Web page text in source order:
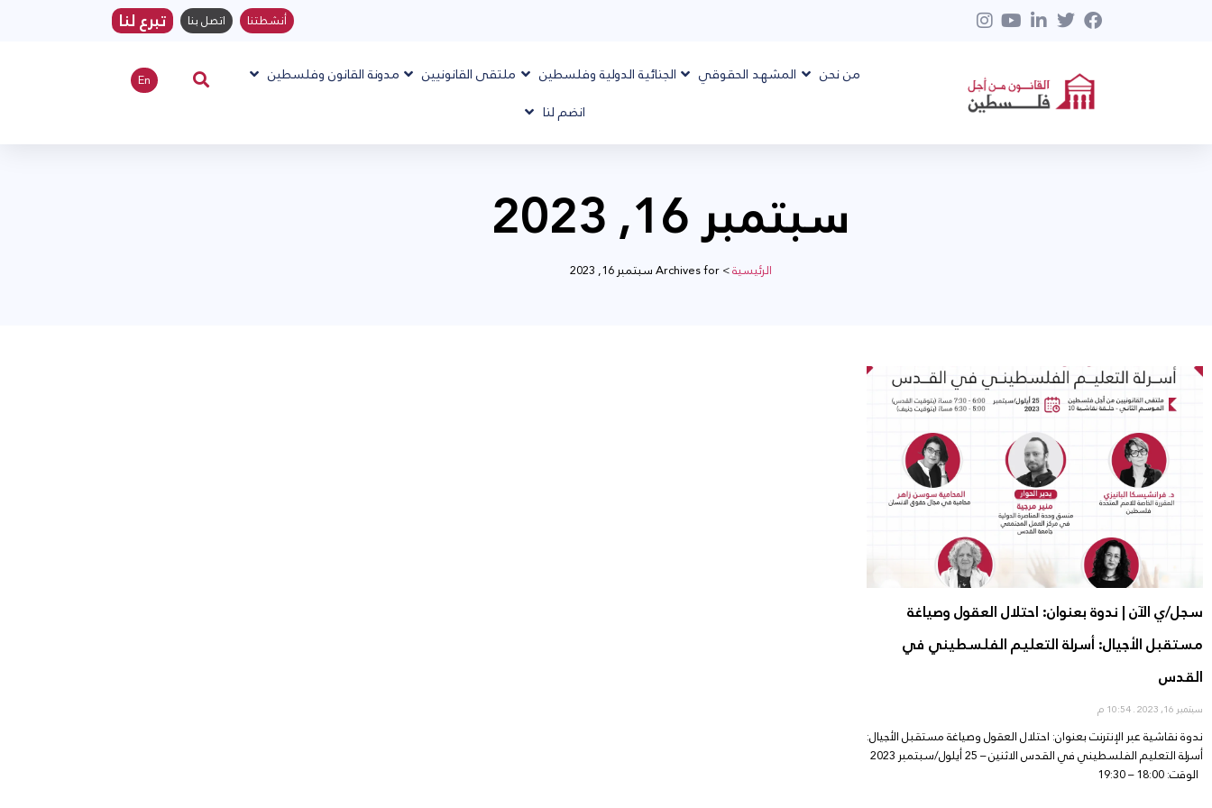
أنشطتنا اتصل بنا تبرع لنا
من نحن المشهد الحقوقي الجنائية الدولية وفلسطين ملتقى القانونيين مدونة القانون وفلسطين
انضم لنا
En
سبتمبر 16, 2023
الرئيسية>Archives for سبتمبر 16, 2023
سجل/ي الآن | ندوة بعنوان: احتلال العقول وصياغة
مستقبل الأجيال: أسرلة التعليم الفلسطيني في
القدس
سبتمبر 16, 2023
ندوة نقاشية عبر الإنترنت بعنوان: احتلال العقول وصياغة مستقبل الأجيال:
أسرلة التعليم الفلسطيني في القدس الاثنين – 25 أيلول/سبتمبر 2023
الوقت: 18:00 – 19:30